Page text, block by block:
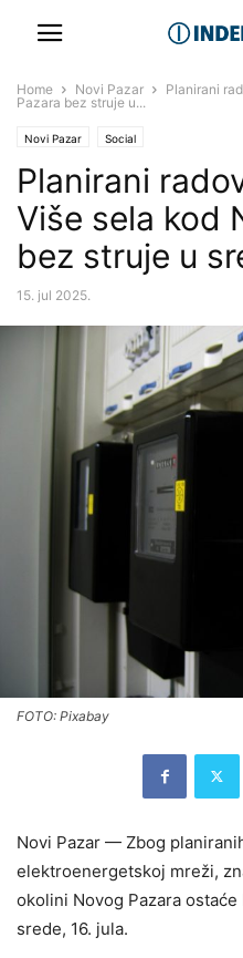
Home Novi Pazar
Planirani
Pazara bez struje u...
Novi Pazar Social
Planirani
Više sela kod
bez struje u
15. jul 2025.
FOTO: Pixabay
Novi Pazar — Zbog
elektroenergetskoj mreži,
okolini Novog Pazara
srede, 16. jula.